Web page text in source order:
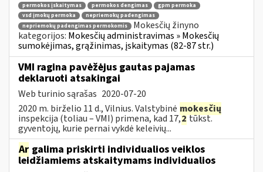
permokos įskaitymas
permokos dengimas
gpm permoka
vsd įmokų permoka
nepriemokų padengimas
nepriemokų padengimas permokomis
Mokesčių žinyno
kategorijos: Mokesčių administravimas » Mokesčių
sumokėjimas, grąžinimas, įskaitymas (82-87 str.)
VMI ragina pavėžėjus gautas pajamas
deklaruoti atsakingai
Web turinio sąrašas 2020-07-20
2020 m. birželio 11 d., Vilnius. Valstybinė mokesčių
inspekcija (toliau – VMI) primena, kad 17,2tūkst.
gyventojų, kurie pernai vykdė keleivių...
Ar galima priskirti individualios veiklos
leidžiamiems atskaitymams individualios